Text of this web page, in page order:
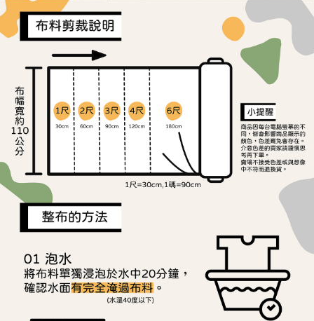
1.分期款項不併入電信帳單，「大哥付你分期」於每月結算日後寄送繳費提
醒簡訊。
2.透過簡訊連結打開帳單後，可選擇「超商條碼／台灣大直營門市／銀行轉
帳／街口支付／iPASS MONEY」等通路繳費。
【注意事項】
1.本服務係由「台灣大哥大股份有限公司」（以下簡稱本公司）所提供，讓
用戶於交易時，得透過本服務購買商品或服務，並由商店將買賣／分期付款
買賣價金債權讓與本公司後，依約使用本公司帳單繳交帳款。
2.基於同意付款使用「大哥付你分期」之契約關係目的，商店將以您的個人
資料（包含姓名、電話或地址）提供予台灣大哥大進項蒐集、處理及利用，
由本公司與您本人進行分期帳單所需資料之確認、核對及更正。
3.完整用戶服務條款，請詳閱以下連結：https://oppay.tw/userRule
【「AFTEE先享後付」結帳流程】
１．於結帳方式選擇「AFTEE先享後付」後，將跳轉至「AFTEE先享後付」
結帳頁面，進行簡訊認證並確認金額後，即可完成結帳。
２．訂單成立數日內，您將收到繳費通知簡訊。
３．收到繳費通知簡訊後14天內，點擊此簡訊中的連結，可透過四大超商／
ATM／網路銀行／等多元方式進行付款，方視為交易完成。
※ 請注意：結帳手續完成當下不需立刻繳費，但若您需要取消訂單，請聯絡
購買商品的店家。未經商家同意取消之訂單仍視為有效，需透過AFTEE先享
後付繳納相關費用。
※ 交易是否成功請以「AFTEE先享後付 」之結帳頁面顯示為準，若有關於
是否繳費成功／繳費後需取消欲退款等相關疑問，請聯繫「AFTEE先享後付
客戶支援中心」 https://netprotections.freshdesk.com/support/home
【注意事項】
１．透過由恩沛科技股份有限公司提供之「AFTEE先享後付」服務完成之交
易，需依本服務之必要範圍內提供個人資料，並將交易相關給付款項請求債
權轉讓予恩沛科技股份有限公司。
２．關於個人資料處理事宜，請瀏覽以下網址：
３．未成年的使用者請事先徵得法定代理人或監護人之同意方可使用
「AFTEE先享後付」，若未經同意申辦者引起之損失，本公司不負相關責
任。
４．使用「AFTEE先享後付」時，將依據個別帳號之用戶狀況，依本公司即
時審查核予不同之上限額度；若仍有額度不足之情形，本公司將視審查結果
每筆NT$65，滿NT$1,500(含以上)免運費
7-11取貨付款
每筆NT$65，滿NT$1,500(含以上)免運費
每筆NT$150，滿NT$1,500(含以上)免運費
離島宅配
每筆NT$240